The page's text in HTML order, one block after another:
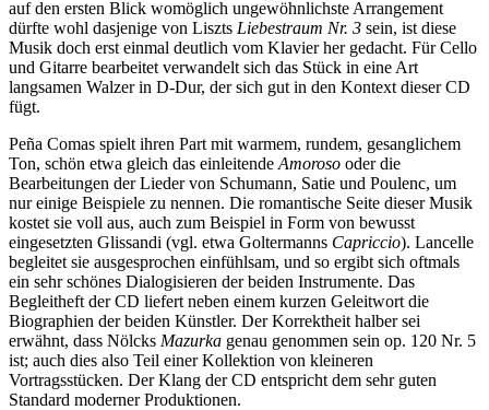
auf den ersten Blick womöglich ungewöhnlichste Arrangement
dürfte wohl dasjenige von Liszts Liebestraum Nr. 3 sein, ist diese
Musik doch erst einmal deutlich vom Klavier her gedacht. Für Cello
und Gitarre bearbeitet verwandelt sich das Stück in eine Art
langsamen Walzer in D-Dur, der sich gut in den Kontext dieser CD
fügt.
Peña Comas spielt ihren Part mit warmem, rundem, gesanglichem
Ton, schön etwa gleich das einleitende Amoroso oder die
Bearbeitungen der Lieder von Schumann, Satie und Poulenc, um
nur einige Beispiele zu nennen. Die romantische Seite dieser Musik
kostet sie voll aus, auch zum Beispiel in Form von bewusst
eingesetzten Glissandi (vgl. etwa Goltermanns Capriccio). Lancelle
begleitet sie ausgesprochen einfühlsam, und so ergibt sich oftmals
ein sehr schönes Dialogisieren der beiden Instrumente. Das
Begleitheft der CD liefert neben einem kurzen Geleitwort die
Biographien der beiden Künstler. Der Korrektheit halber sei
erwähnt, dass Nölcks Mazurka genau genommen sein op. 120 Nr. 5
ist; auch dies also Teil einer Kollektion von kleineren
Vortragsstücken. Der Klang der CD entspricht dem sehr guten
Standard moderner Produktionen.